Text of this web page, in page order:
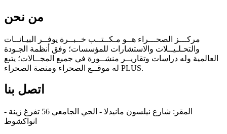
من نحن
مركـــز الصحـــراء هــو مـكــتــب خــبــرة يوفــر البيـانــات
والتحـلـيــلات والاستشارات للمؤسسات؛ وفق أنظمة الجـودة
العالمية وله دراسات وتقاريــر منشــورة في جميع المجــالات؛ يتبع
له موقــع الصحراء ومنصة الصحراء PLUS.
اتصل بنا
المقر: شارع نيلسون مانيدلا - الحي الجامعي 56 تفرغ زينة -